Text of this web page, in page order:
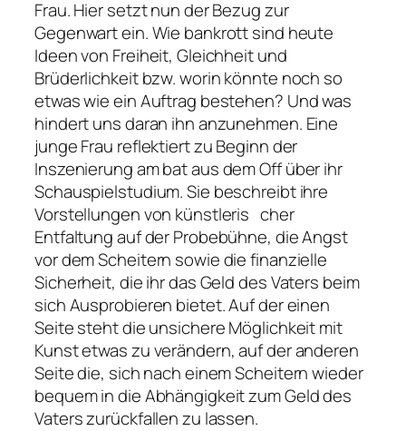
Frau. Hier setzt nun der Bezug zur
Gegenwart ein. Wie bankrott sind heute
Ideen von Freiheit, Gleichheit und
Brüderlichkeit bzw. worin könnte noch so
etwas wie ein Auftrag bestehen? Und was
hindert uns daran ihn anzunehmen. Eine
junge Frau reflektiert zu Beginn der
Inszenierung am bat aus dem Off über ihr
Schauspielstudium. Sie beschreibt ihre
Vorstellungen von künstleris cher
Entfaltung auf der Probebühne, die Angst
vor dem Scheitern sowie die finanzielle
Sicherheit, die ihr das Geld des Vaters beim
sich Ausprobieren bietet. Auf der einen
Seite steht die unsichere Möglichkeit mit
Kunst etwas zu verändern, auf der anderen
Seite die, sich nach einem Scheitern wieder
bequem in die Abhängigkeit zum Geld des
Vaters zurückfallen zu lassen.